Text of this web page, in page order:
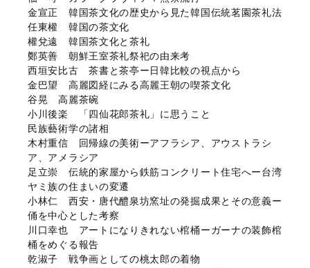
金宣正 韓国茶文化の歴史から見た韓国伝統茗園茶礼法
任東權 韓国の茶文化
權兌遠 韓国茶文化と茶礼
鄭英善 朝鮮王室茶礼祭祀の由来考
西垣安比古 茶書と茶亭ー日韓比較の視点から
金巴望 高麗図経にみる高麗王朝の喫茶文化
谷晃 高麗茶碗
小川後楽 「四仙花郎茶礼」に思うこと
民族藝術学の諸相
木村重信 回帰線の美術ーアフラシア、アウストラシ
ア、アメラシア
足立崇 伝統的家屋から鉄筋コンクリート住宅へー台湾
ヤミ族の住まいの変遷
小林仁 西安・唐代醴泉坊窯址の発掘成果とその意義ー
俑を中心とした考察
川口幸也 アートになりきれない棺桶ーガーナの装飾棺
桶をめぐる報告
乾淑子 戦争画としての桃太郎の着物